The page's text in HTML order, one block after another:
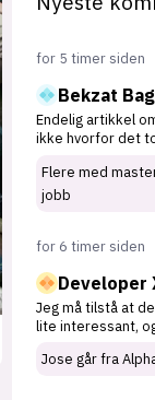
for 5 timer siden
Bekzat
Endelig artikkel
ikke hvorfor det
Flere med
jobb
for 6 timer siden
Developer
Jeg må tilstå at
lite interessant,
Jose går fra